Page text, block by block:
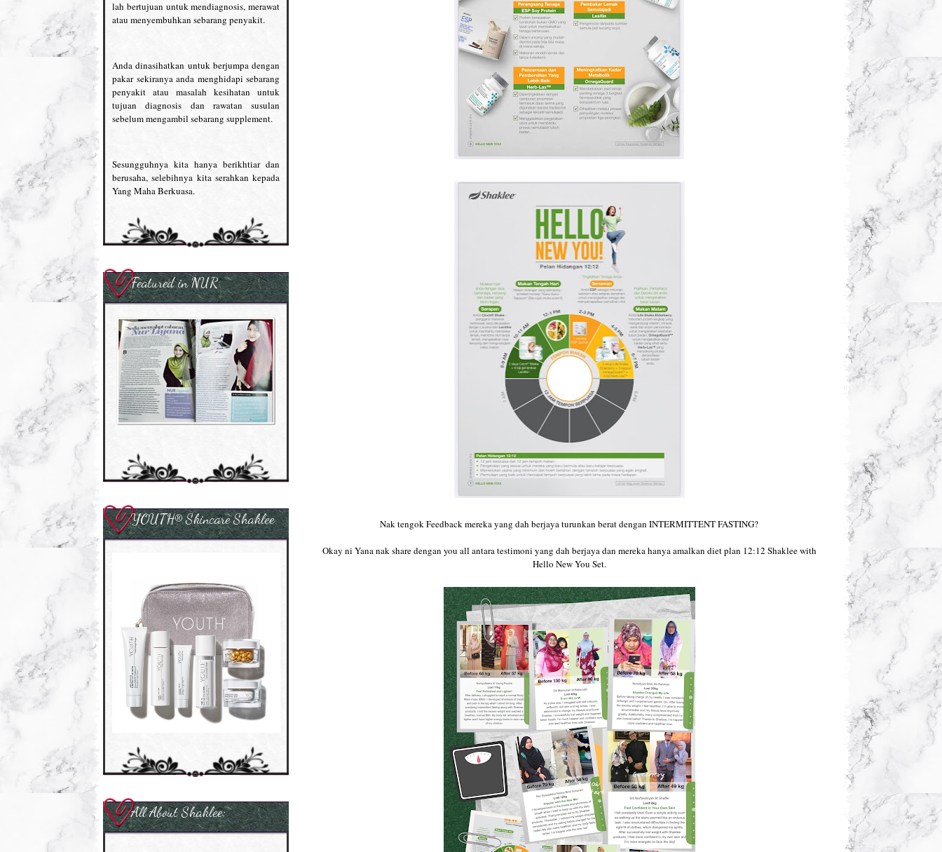
Nak tengok Feedback mereka yang dah berjaya turunkan berat dengan INTERMITTENT FASTING?
Okay ni Yana nak share dengan you all antara testimoni yang dah berjaya dan mereka hanya amalkan diet plan 12:12 Shaklee with
Hello New You Set.
lah bertujuan untuk mendiagnosis, merawat
atau menyembuhkan sebarang penyakit.
Anda dinasihatkan untuk berjumpa dengan
pakar sekiranya anda menghidapi sebarang
penyakit atau masalah kesihatan untuk
tujuan diagnosis dan rawatan susulan
sebelum mengambil sebarang supplement.
Sesungguhnya kita hanya berikhtiar dan
berusaha, selebihnya kita serahkan kepada
Yang Maha Berkuasa.
Featured in NUR
YOUTH® Skincare Shaklee
All About Shaklee: